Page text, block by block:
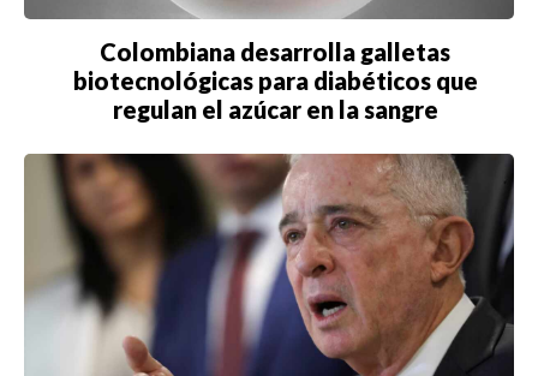
Colombiana desarrolla galletas
biotecnológicas para diabéticos que
regulan el azúcar en la sangre